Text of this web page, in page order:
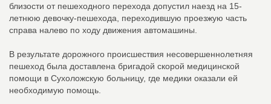
близости от пешеходного перехода допустил наезд на 15-
летнюю девочку-пешехода, переходившую проезжую часть
справа налево по ходу движения автомашины.
В результате дорожного происшествия несовершеннолетняя
пешеход была доставлена бригадой скорой медицинской
помощи в Сухоложскую больницу, где медики оказали ей
необходимую помощь.